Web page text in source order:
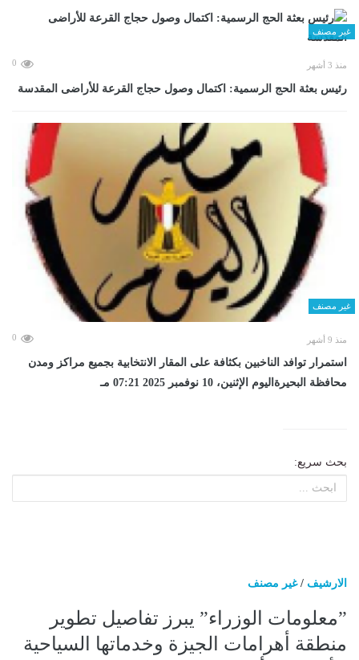
غير مصنف
منذ 3 أشهر 0
رئيس بعثة الحج الرسمية: اكتمال وصول حجاج القرعة للأراضى المقدسة
غير مصنف
منذ 9 أشهر 0
استمرار توافد الناخبين بكثافة على المقار الانتخابية بجميع مراكز ومدن
محافظة البحيرةاليوم الإثنين، 10 نوفمبر 2025 07:21 مـ
بحث سريع:
الارشيف /غير مصنف
”معلومات الوزراء” يبرز تفاصيل تطوير
منطقة أهرامات الجيزة وخدماتها السياحية